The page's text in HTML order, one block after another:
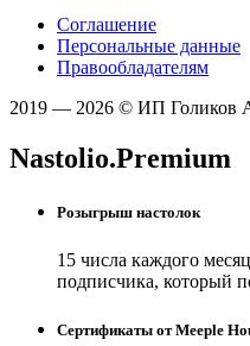
Соглашение
Персональные данные
Правообладателям
2019 — 2026 © ИП Голиков
Nastolio.Premium
Розыгрыш настолок
15 числа каждого
подписчика, который
Сертификаты от Meeple